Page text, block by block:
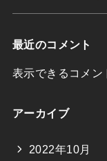
最近のコメント
表示できるコメン
アーカイブ
2022年10月